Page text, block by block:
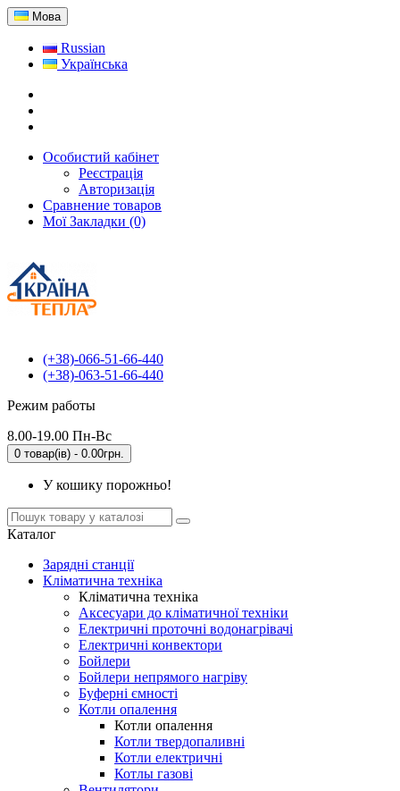
Мова
Russian
Українська
Особистий кабінет
Реєстрація
Авторизація
Сравнение товаров
Мої Закладки (0)
(+38)-066-51-66-440
(+38)-063-51-66-440
Режим работы
8.00-19.00 Пн-Вс
0 товар(ів) - 0.00грн.
У кошику порожньо!
Каталог
Зарядні станції
Кліматична техніка
Кліматична техніка
Аксесуари до кліматичної техніки
Електричні проточні водонагрівачі
Електричні конвектори
Бойлери
Бойлери непрямого нагріву
Буферні ємності
Котли опалення
Котли опалення
Котли твердопаливні
Котли електричні
Котлы газові